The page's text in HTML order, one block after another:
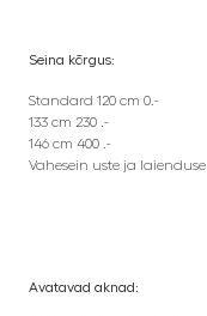
Seina kõrgus:
Standard 120 cm 0.-
133 cm 230 .-
146 cm 400 .-
Vahesein uste ja laienduse
Avatavad aknad: